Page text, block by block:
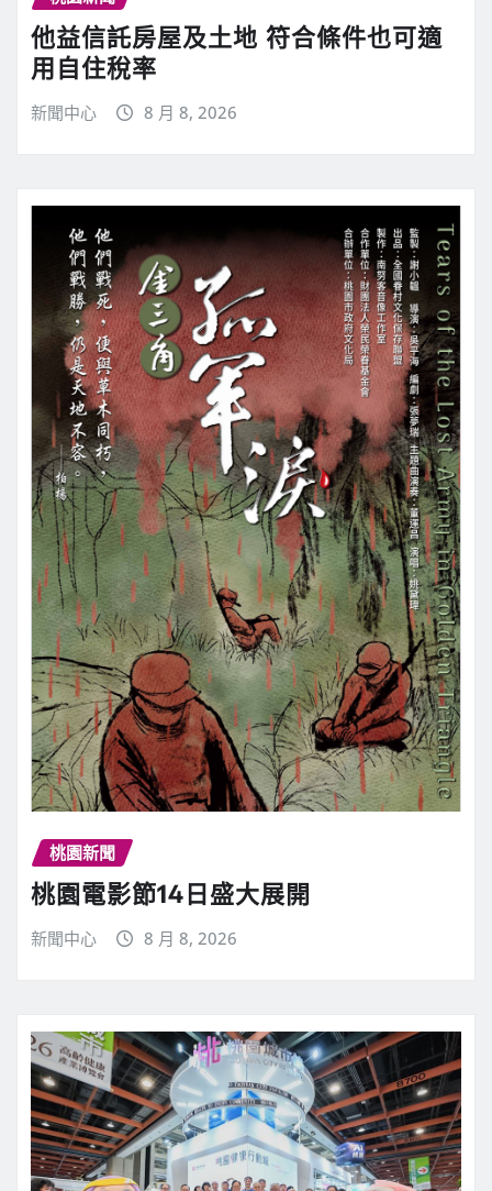
他益信託房屋及土地 符合條件也可適
用自住稅率
新聞中心 8 月 8, 2026
桃園新聞
桃園電影節14日盛大展開
新聞中心 8 月 8, 2026